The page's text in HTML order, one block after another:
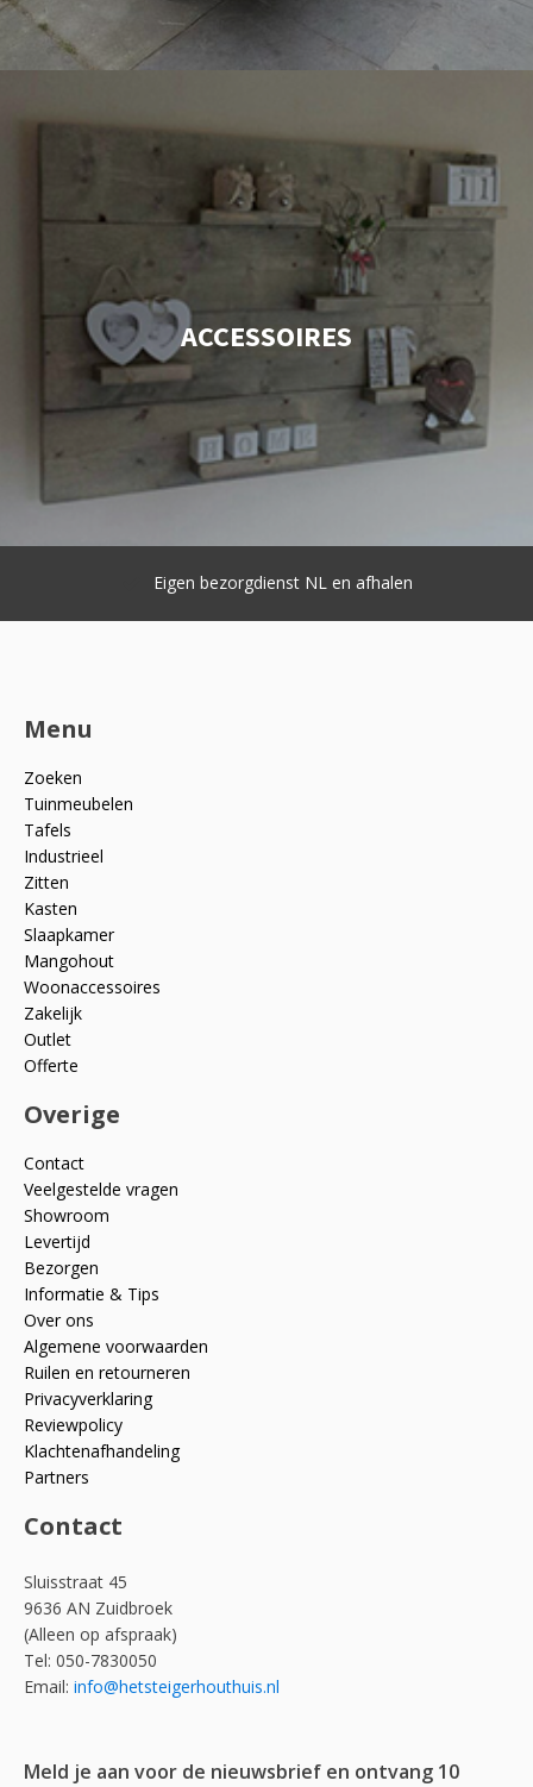
ACCESSOIRES
Eigen bezorgdienst NL en afhalen
Menu
Zoeken
Tuinmeubelen
Tafels
Industrieel
Zitten
Kasten
Slaapkamer
Mangohout
Woonaccessoires
Zakelijk
Outlet
Offerte
Overige
Contact
Veelgestelde vragen
Showroom
Levertijd
Bezorgen
Informatie & Tips
Over ons
Algemene voorwaarden
Ruilen en retourneren
Privacyverklaring
Reviewpolicy
Klachtenafhandeling
Partners
Contact
Sluisstraat 45
9636 AN Zuidbroek
(Alleen op afspraak)
Tel: 050-7830050
Email: info@hetsteigerhouthuis.nl
Meld je aan voor de nieuwsbrief en ontvang 10